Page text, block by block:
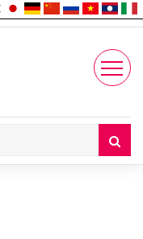
Account
Enjoy